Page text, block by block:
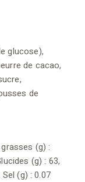
glucose),
de cacao,
de
(g) :
(g) : 63,
(g) : 0.07